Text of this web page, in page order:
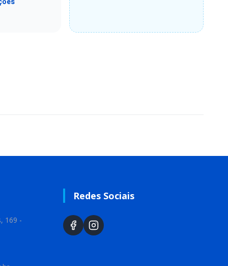
169 -
Redes Sociais